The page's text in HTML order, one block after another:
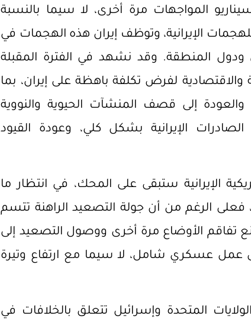
المواجهات مرة أخرى، لا سيما بالنسبة
للهجمات الإيرانية، وتوظف إيران هذه الهجمات في
ودول المنطقة. وقد نشهد في الفترة المقبلة
والاقتصادية لفرض تكلفة باهظة على إيران، بما
إلى قصف المنشآت الحيوية والنووية
الإيرانية بشكل كلي، وعودة القيود
الإيرانية ستبقى على المحك، في انتظار ما
فعلى الرغم من أن جولة التصعيد الراهنة تتسم
تفاقم الأوضاع مرة أخرى ووصول التصعيد إلى
عمل عسكري شامل، لا سيما مع ارتفاع وتيرة
المتحدة وإسرائيل تتعلق بالخلافات في